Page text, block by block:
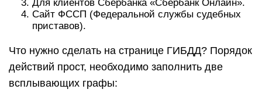
Для клиентов Сбербанка «Сбербанк Онлайн».
Сайт ФССП (Федеральной службы судебных
приставов).
Что нужно сделать на странице ГИБДД? Порядок
действий прост, необходимо заполнить две
всплывающих графы: